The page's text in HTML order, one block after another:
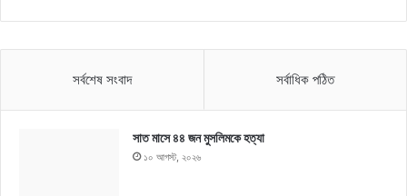
সর্বশেষ সংবাদ সর্বাধিক পঠিত
সাত মাসে ৪৪ জন মুসলিমকে হত্যা
১০ আগস্ট, ২০২৬